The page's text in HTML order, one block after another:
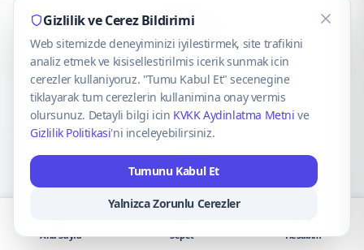
CaseOnn
© 2025 CaseOnn. Tüm hakları saklıdır.
VISA Mastercard
Gizlilik ve Cerez Bildirimi
Web sitemizde deneyiminizi iyilestirmek, site trafikini
analiz etmek ve kisisellestirilmis icerik sunmak icin
cerezler kullaniyoruz. "Tumu Kabul Et" secenegine
tiklayarak tum cerezlerin kullanimina onay vermis
olursunuz. Detayli bilgi icin KVKK Aydinlatma Metni ve
Gizlilik Politikasi'ni inceleyebilirsiniz.
Tumunu Kabul Et
Yalnizca Zorunlu Cerezler
Ana Sayfa Sepet Hesabım